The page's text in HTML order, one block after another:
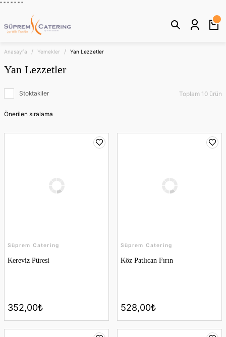
" " " " " " "
Anasayfa Yemekler Yan Lezzetler
Yan Lezzetler
Stoktakiler Toplam 10 ürün
Süprem Catering
Kereviz Püresi
352,00₺
Süprem Catering
Köz Patlıcan Fırın
528,00₺